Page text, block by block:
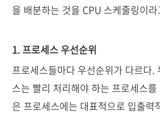
을 배분하는 것을 CPU 스케줄링이
1. 프로세스 우선순위
프로세스들마다 우선순위가 다르다.
스는 빨리 처리해야 하는 프로세스
은 프로세스에는 대표적으로 입출력